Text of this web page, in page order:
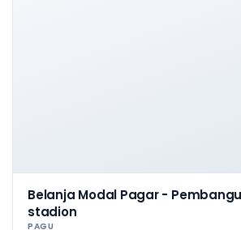
Belanja Modal Pagar -
stadion
PAGU